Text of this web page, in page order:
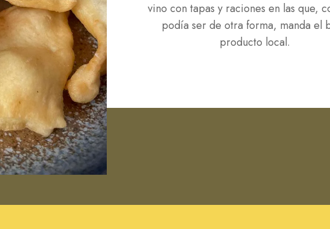
vino con tapas y raciones en las que,
podía ser de otra forma, manda el
producto local.